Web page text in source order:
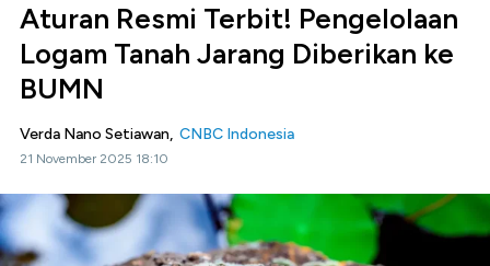
Aturan Resmi Terbit! Pengelolaan
Logam Tanah Jarang Diberikan ke
BUMN
Verda Nano Setiawan, CNBC Indonesia
21 November 2025 18:10